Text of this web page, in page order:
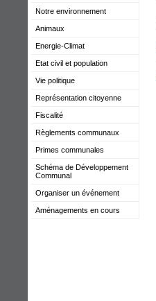
Notre environnement
Animaux
Energie-Climat
Etat civil et population
Vie politique
Représentation citoyenne
Fiscalité
Règlements communaux
Primes communales
Schéma de Développement
Communal
Organiser un événement
Aménagements en cours